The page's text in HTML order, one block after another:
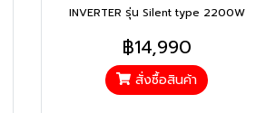
INVERTER รุ่น Silent type 2200W
฿14,990
สั่งซื้อสินค้า